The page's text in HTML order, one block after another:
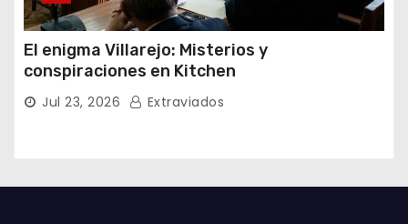
El enigma Villarejo: Misterios y
conspiraciones en Kitchen
Jul 23, 2026 Extraviados